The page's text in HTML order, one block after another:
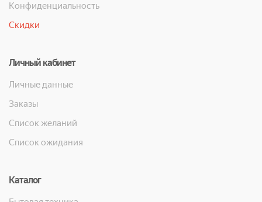
Конфиденциальность
Скидки
Личный кабинет
Личные данные
Заказы
Список желаний
Список ожидания
Каталог